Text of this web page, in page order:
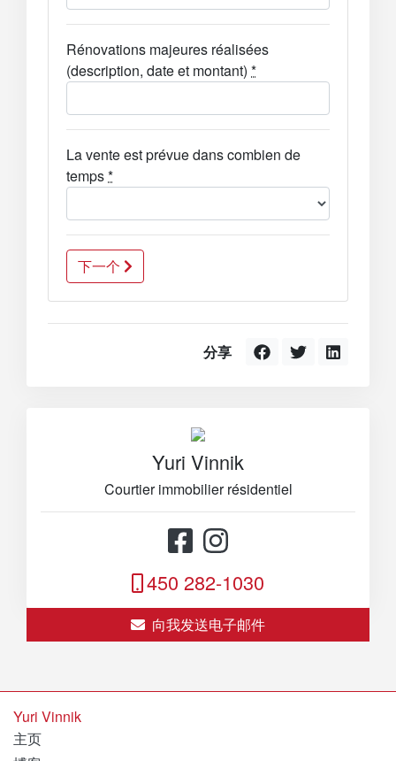
Rénovations majeures réalisées
(description, date et montant) *
La vente est prévue dans combien de
temps*
下一个
分享
Yuri Vinnik
Courtier immobilier résidentiel
450 282-1030
向我发送电子邮件
Yuri Vinnik
主页